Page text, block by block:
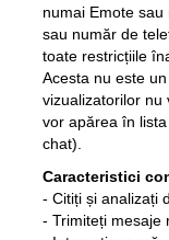
numai Emote
sau număr de
toate restricțiile
Acesta nu este
vizualizatorilor nu
vor apărea în
chat).
Caracteristici
- Citiți și analizați
- Trimiteți mesaje